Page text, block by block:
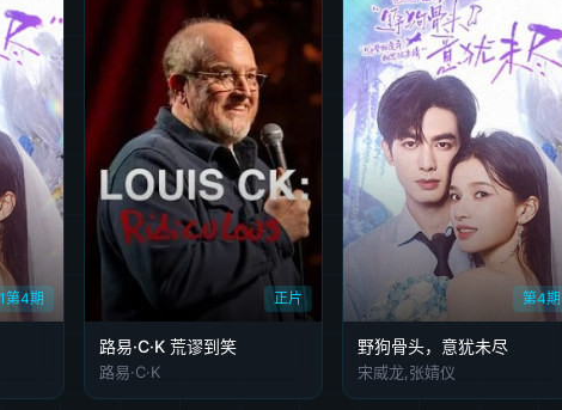
第4期 正片
路易·C·K 荒谬到笑
路易·C·K
第4期
野狗骨头，意犹未尽
宋威龙,张婧仪